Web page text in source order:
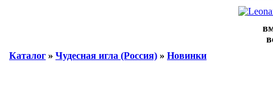
Каталог » Чудесная игла (Россия) » Новинки